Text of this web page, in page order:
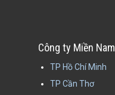
Công ty Miền Nam
TP Hồ Chí Minh
TP Cần Thơ